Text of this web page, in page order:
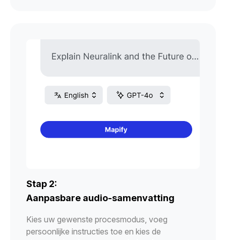
Stap 2:
Aanpasbare audio-samenvatting
Kies uw gewenste procesmodus, voeg
persoonlijke instructies toe en kies de